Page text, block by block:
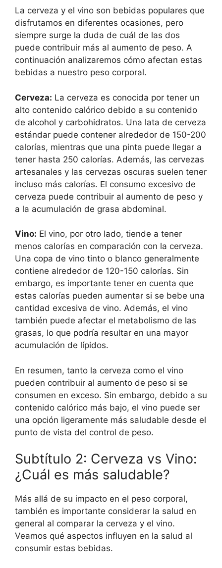
La cerveza y el vino son bebidas populares que
disfrutamos en diferentes ocasiones, pero
siempre surge la duda de cuál de las dos
puede contribuir más al aumento de peso. A
continuación analizaremos cómo afectan estas
bebidas a nuestro peso corporal.
Cerveza: La cerveza es conocida por tener un
alto contenido calórico debido a su contenido
de alcohol y carbohidratos. Una lata de cerveza
estándar puede contener alrededor de 150-200
calorías, mientras que una pinta puede llegar a
tener hasta 250 calorías. Además, las cervezas
artesanales y las cervezas oscuras suelen tener
incluso más calorías. El consumo excesivo de
cerveza puede contribuir al aumento de peso y
a la acumulación de grasa abdominal.
Vino: El vino, por otro lado, tiende a tener
menos calorías en comparación con la cerveza.
Una copa de vino tinto o blanco generalmente
contiene alrededor de 120-150 calorías. Sin
embargo, es importante tener en cuenta que
estas calorías pueden aumentar si se bebe una
cantidad excesiva de vino. Además, el vino
también puede afectar el metabolismo de las
grasas, lo que podría resultar en una mayor
acumulación de lípidos.
En resumen, tanto la cerveza como el vino
pueden contribuir al aumento de peso si se
consumen en exceso. Sin embargo, debido a su
contenido calórico más bajo, el vino puede ser
una opción ligeramente más saludable desde el
punto de vista del control de peso.
Subtítulo 2: Cerveza vs Vino:
¿Cuál es más saludable?
Más allá de su impacto en el peso corporal,
también es importante considerar la salud en
general al comparar la cerveza y el vino.
Veamos qué aspectos influyen en la salud al
consumir estas bebidas.